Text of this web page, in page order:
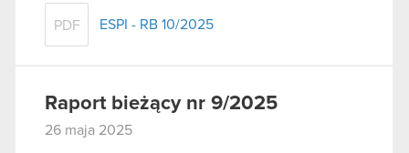
PDF ESPI - RB 10/2025
Raport bieżący nr 9/2025
26 maja 2025